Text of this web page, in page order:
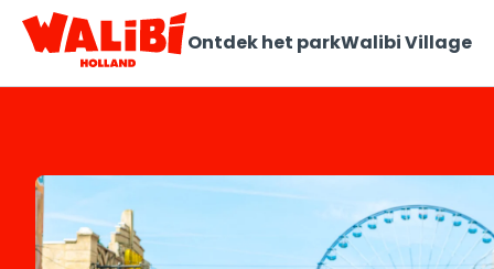
Ontdek het parkWalibi Village